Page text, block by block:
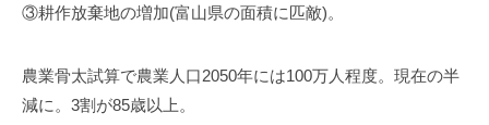
③耕作放棄地の増加(富山県の面積に匹敵)。
農業骨太試算で農業人口2050年には100万人程度。現在の半
減に。3割が85歳以上。